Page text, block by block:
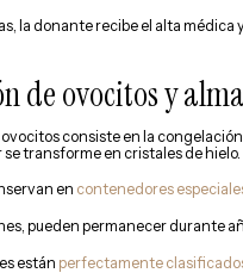
la donante recibe el alta médica
de ovocitos y
consiste en la
se transforme en cristales de hielo.
en contenedores
pueden permanecer durante
están perfectamente